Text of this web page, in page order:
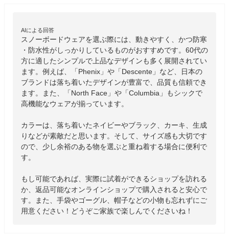
AIによる回答
スノーボードウェアを選ぶ際には、動きやすく、かつ防寒
・防水性がしっかりしているものがおすすめです。60代の
方に適したシンプルで上品なデザインも多く展開されてい
ます。例えば、「Phenix」や「Descente」など、日本の
ブランドは落ち着いたデザインが豊富で、品質も信頼でき
ます。また、「North Face」や「Columbia」もシックで
高機能なウェアが揃っています。
カラーは、落ち着いたネイビーやブラック、カーキ、生成
りなどが素敵だと思います。そして、サイズ感も大切です
ので、少し余裕のある物を選ぶと重ね着する場合に便利で
す。
もし可能であれば、実際に試着ができるショップを訪れる
か、返品可能なオンラインショップで購入されると安心で
す。また、手袋やゴーグル、帽子などの小物も忘れずにご
用意ください！どうぞご家族で楽しんでくださいね！